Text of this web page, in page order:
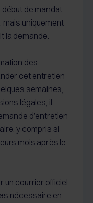
début de mandat
mais uniquement
la demande.
des
cet entretien
semaines,
légales, il
d’entretien
y compris si
mois après le
un courrier officiel
nécessaire en